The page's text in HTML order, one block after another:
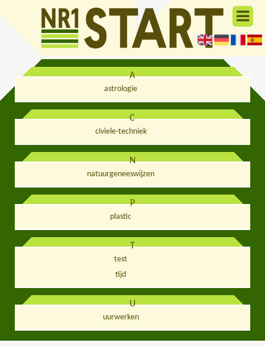
A
astrologie
C
civiele-techniek
N
natuurgeneeswijzen
P
plastic
T
test
tijd
U
uurwerken